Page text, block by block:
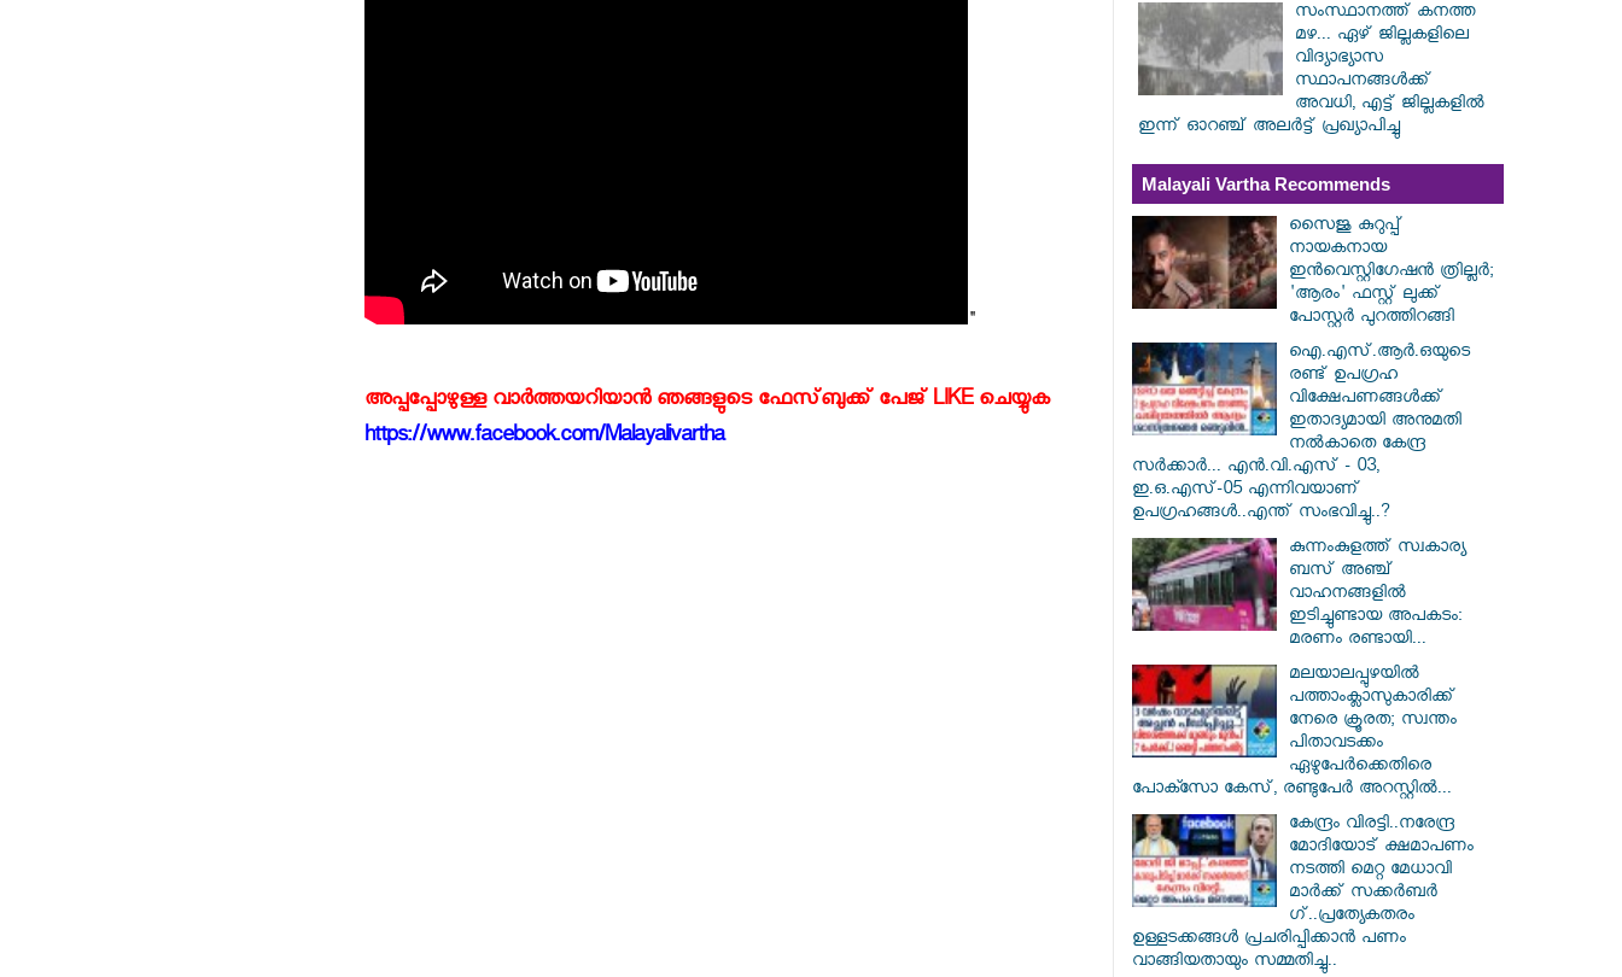
"
അപ്പപ്പോഴുള്ള വാര്‍ത്തയറിയാന്‍ ഞങ്ങളുടെ ഫേസ്‌ബുക്ക്‌ പേജ് LIKE ചെയ്യുക
https://www.facebook.com/Malayalivartha
സംസ്ഥാനത്ത് കനത്ത
മഴ... ഏഴ് ജില്ലകളിലെ
വിദ്യാഭ്യാസ
സ്ഥാപനങ്ങൾക്ക്
അവധി, എട്ട് ജില്ലകളിൽ
ഇന്ന് ഓറഞ്ച് അലർട്ട് പ്രഖ്യാപിച്ചു
Malayali Vartha Recommends
സൈജു കുറുപ്പ്
നായകനായ
ഇൻവെസ്റ്റിഗേഷൻ ത്രില്ലർ;
'ആരം' ഫസ്റ്റ് ലുക്ക്
പോസ്റ്റർ പുറത്തിറങ്ങി
ഐ.എസ്.ആർ.ഒയുടെ
രണ്ട് ഉപഗ്രഹ
വിക്ഷേപണങ്ങൾക്ക്
ഇതാദ്യമായി അനുമതി
നൽകാതെ കേന്ദ്ര
സർക്കാർ... എൻ.വി.എസ് - 03,
ഇ.ഒ.എസ്-05 എന്നിവയാണ്
ഉപഗ്രഹങ്ങൾ..എന്ത് സംഭവിച്ചു..?
കുന്നംകുളത്ത് സ്വകാര്യ
ബസ് അഞ്ച്
വാഹനങ്ങളിൽ
ഇടിച്ചുണ്ടായ അപകടം:
മരണം രണ്ടായി...
മലയാലപ്പുഴയിൽ
പത്താംക്ലാസുകാരിക്ക്
നേരെ ക്രൂരത; സ്വന്തം
പിതാവടക്കം
ഏഴുപേർക്കെതിരെ
പോക്സോ കേസ്, രണ്ടുപേർ അറസ്റ്റിൽ...
കേന്ദ്രം വിരട്ടി..നരേന്ദ്ര
മോദിയോട് ക്ഷമാപണം
നടത്തി മെറ്റ മേധാവി
മാർക്ക് സക്കർബർ​
ഗ്..പ്രത്യേകതരം
ഉള്ളടക്കങ്ങൾ പ്രചരിപ്പിക്കാൻ പണം
വാങ്ങിയതായും സമ്മതിച്ചു..